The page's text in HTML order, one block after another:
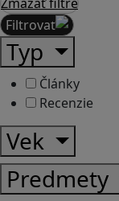
Zmazať filtre
Filtrovať
Typ
Články
Recenzie
Vek
Predmety